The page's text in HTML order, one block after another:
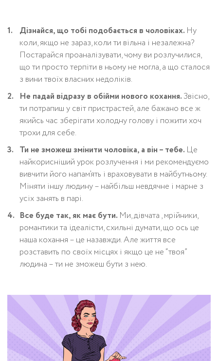
Дізнайся, що тобі подобається в чоловіках. Ну
коли, якщо не зараз, коли ти вільна і незалежна?
Постарайся проаналізувати, чому ви розлучилися,
що ти просто терпіти в ньому не могла, а що сталося
з вини твоїх власних недоліків.
Не падай відразу в обійми нового кохання. Звісно,
ти потрапиш у світ пристрастей, але бажано все ж
якийсь час зберігати холодну голову і пожити хоч
трохи для себе.
Ти не зможеш змінити чоловіка, а він – тебе. Це
найкорисніший урок розлучення і ми рекомендуємо
вивчити його напам’ять і враховувати в майбутньому.
Міняти іншу людину – найбільш невдячне і марне з
усіх занять в парі.
Все буде так, як має бути. Ми, дівчата , мрійники,
романтики та ідеалісти, схильні думати, що ось це
наша кохання – це назавжди. Але життя все
розставить по своїх місцях і якщо це не “твоя”
людина – ти не зможеш бути з нею.